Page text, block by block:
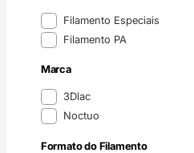
Material Filamento 3D
Filamento Especiais
Filamento PA
Marca
Marca3Dlac
Noctuo
Formato do Filamento